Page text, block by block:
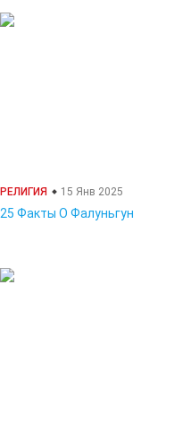
РЕЛИГИЯ 15 Янв 2025
25 Факты О Фалуньгун